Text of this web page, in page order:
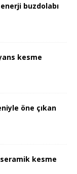
buzdolabı
kesme
öne çıkan
seramik kesme